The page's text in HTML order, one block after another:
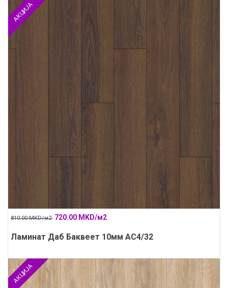
АКЦИЈА
810.00 MKD/м2 720.00 MKD/м2
Ламинат Даб Баквеет 10мм АС4/32
АКЦИЈА